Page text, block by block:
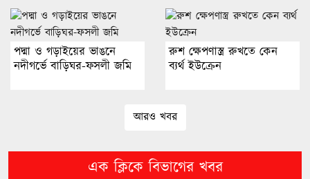
কৃষকের গোয়ালঘর থেকে এক রাতে ৭
তারকা দম্পতির বিচ্ছেদের পেছনে
জুলাইয়ের আত্মত্যাগ জাতিকে নতুন
আশা দেখিয়েছে: ঢাবি উপাচার্য
পদ্মা ও গড়াইয়ের ভাঙনে
নদীগর্ভে বাড়িঘর-ফসলী জমি
রুশ ক্ষেপণাস্ত্র রুখতে কেন
ব্যর্থ ইউক্রেন
আরও খবর
এক ক্লিকে বিভাগের খবর